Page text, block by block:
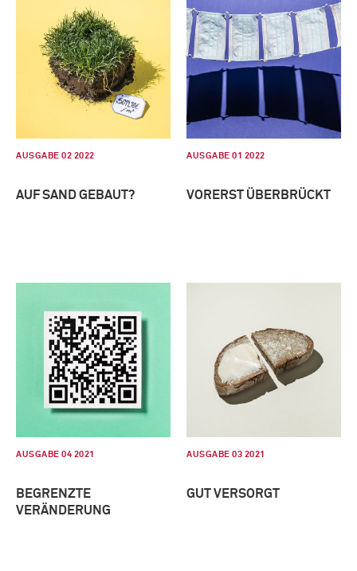
AUSGABE 02 2022
AUF SAND GEBAUT?
AUSGABE 01 2022
VORERST ÜBERBRÜCKT
AUSGABE 04 2021
BEGRENZTE
VERÄNDERUNG
AUSGABE 03 2021
GUT VERSORGT